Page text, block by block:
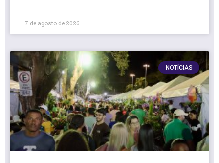
7 de agosto de 2026
NOTÍCIAS